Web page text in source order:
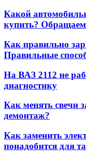
Какой
купить?
Как правильно
Правильные
На ВАЗ 2112 не
диагностику
Как менять свечи
демонтаж?
Как заменить
понадобится для